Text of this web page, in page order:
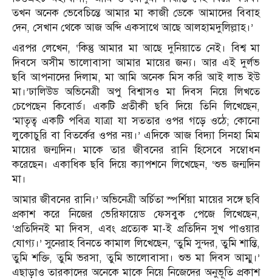
তখন অনেক ভেবেচিন্তে আমার মা কাজী ডেকে আমাদের বিবাহ
দেন, সেখান থেকে আজ অব্দি একসাথে আছে আলহামদুলিল্লাহ।’
এরপর লেখেন, ‘কিন্তু আমার মা আছে দুনিয়াতে নেই। বিশ্ব মা
দিবসে অসীম ভালোবাসা আমার মায়ের জন্য। আর এই দুর্লভ
ছবি আপনাদের দিলাম, মা আমি অনেক মিস করি আই লাভ ইউ
মা।’ঢালিউড অভিনেত্রী অপু বিশ্বাসও মা দিবস নিয়ে লিখতে
চেপেছেন কিবোর্ড। একটি প্রতীকী ছবি দিয়ে তিনি লিখেছেন,
‘মাতৃত্ব একটি পবিত্র যাত্রা যা সততার ওপর গড়ে ওঠে; কোনো
লুকোচুরি বা বিতর্কের ওপর নয়।’ এদিকে আজ বিদ্যা সিনহা মিম
মায়ের জন্মদিন। মাকে তার জীবনের রানি হিসেবে সম্বোধন
করেছেন। একাধিক ছবি দিয়ে ক্যাপশনে লিখেছেন, ‘শুভ জন্মদিন
মা।
আমার জীবনের রানি।’ অভিনেত্রী অর্চিতা স্পর্শিয়া মায়ের সঙ্গে ছবি
প্রকাশ করে নিজের ভেরিফায়েড ফেসবুক পেজে লিখেছেন,
‘প্রতিদিনই মা দিবস, এবং প্রত্যেক মা-ই প্রতিদিন সুখ পাওয়ার
যোগ্য।’ সুনেরাহ বিনতে কামাল লিখেছেন, ‘তুমি সুন্দর, তুমি শান্তি,
তুমি শক্তি, তুমি ভরসা, তুমি ভালোবাসা। শুভ মা দিবস আম্মু।’
এছাড়াও তারকাদের অনেকে মাকে নিয়ে নিজেদের অনুভূতি প্রকাশ